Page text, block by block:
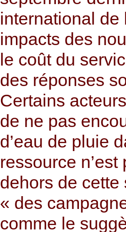
international de
impacts des
le coût du
des réponses
Certains
de ne pas
d’eau de pluie
ressource
dehors de
« des
comme le